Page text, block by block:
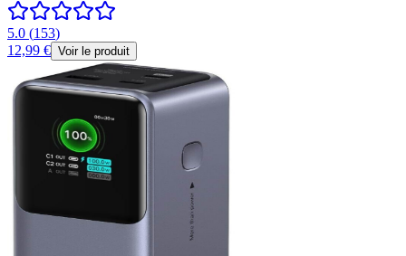
5.0 (153)
12,99 € Voir le produit